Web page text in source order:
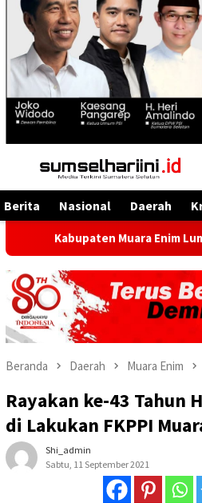
Menu
Mobile
Berita Nasional Daerah
Muara Enim Lumbung
Beranda Daerah Muara Enim
Rayakan ke-43 Tahun
di Lakukan FKPPI
Shi_admin
Sabtu, 11 September 2021